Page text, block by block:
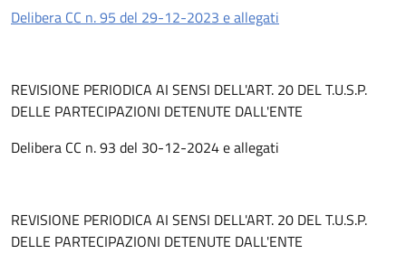
Delibera CC n. 95 del 29-12-2023 e allegati
REVISIONE PERIODICA AI SENSI DELL'ART. 20 DEL T.U.S.P.
DELLE PARTECIPAZIONI DETENUTE DALL'ENTE
Delibera CC n. 93 del 30-12-2024 e allegati
REVISIONE PERIODICA AI SENSI DELL'ART. 20 DEL T.U.S.P.
DELLE PARTECIPAZIONI DETENUTE DALL'ENTE